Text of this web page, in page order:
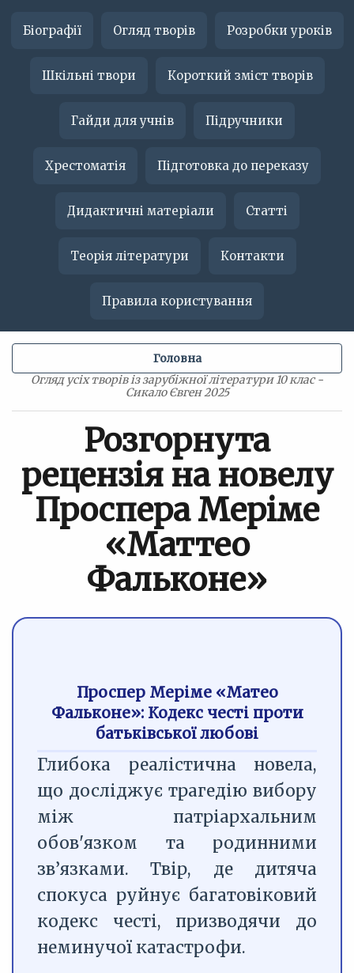
Біографії Огляд творів Розробки уроків
Шкільні твори Короткий зміст творів
Гайди для учнів Підручники
Хрестоматія Підготовка до переказу
Дидактичні матеріали Статті
Теорія літератури Контакти
Правила користування
Огляд усіх творів із зарубіжної літератури 10 клас -
Сикало Євген 2025
Головна
Розгорнута
рецензія на новелу
Проспера Меріме
«Маттео
Фальконе»
Проспер Меріме «Матео
Фальконе»: Кодекс честі проти
батьківської любові
Глибока реалістична новела,
що досліджує трагедію вибору
між патріархальним
обов'язком та родинними
зв’язками. Твір, де дитяча
спокуса руйнує багатовіковий
кодекс честі, призводячи до
неминучої катастрофи.